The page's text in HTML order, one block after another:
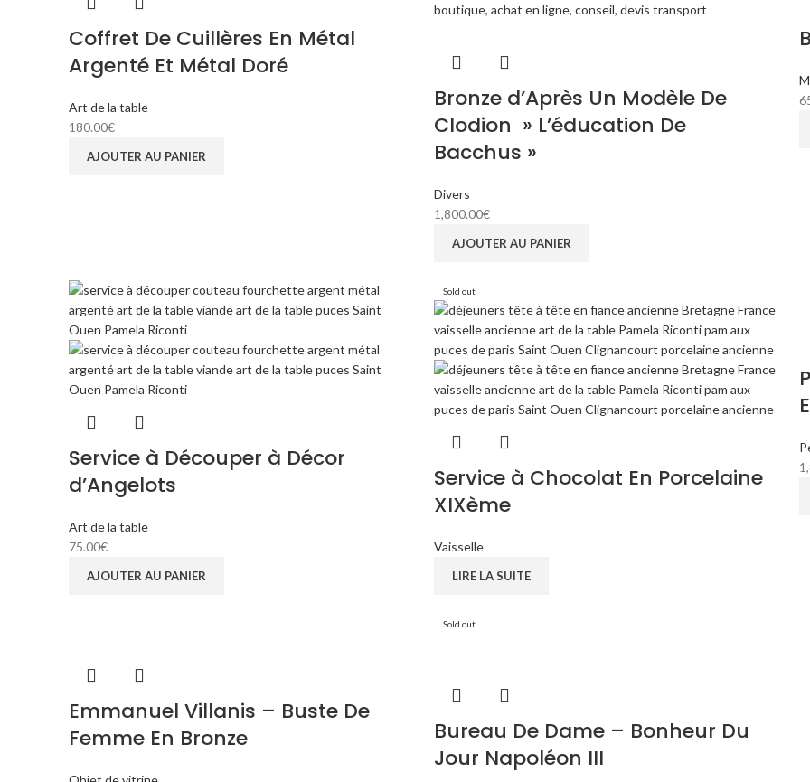
Coffret De Cuillères En Métal
Argenté Et Métal Doré
Art de la table
180.00€
AJOUTER AU PANIER
Bronze d’Après Un Modèle De
Clodion » L’éducation De
Bacchus »
Divers
1,800.00€
AJOUTER AU PANIER
Service à Découper à Décor
d’Angelots
Art de la table
75.00€
AJOUTER AU PANIER
Sold out
Service à Chocolat En Porcelaine
XIXème
Vaisselle
LIRE LA SUITE
Emmanuel Villanis – Buste De
Femme En Bronze
Sold out
Bureau De Dame – Bonheur Du
Jour Napoléon III